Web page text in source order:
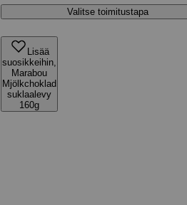
Valitse toimitustapa
Lisää
suosikkeihin,
Marabou
Mjölkchoklad
suklaalevy
160g